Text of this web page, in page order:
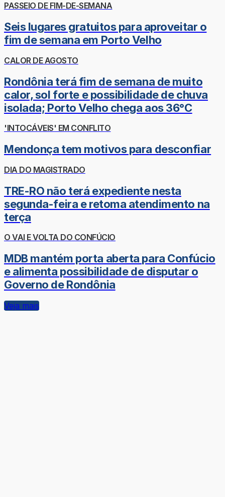
PASSEIO DE FIM-DE-SEMANA
Seis lugares gratuitos para aproveitar o
fim de semana em Porto Velho
CALOR DE AGOSTO
Rondônia terá fim de semana de muito
calor, sol forte e possibilidade de chuva
isolada; Porto Velho chega aos 36°C
'INTOCÁVEIS' EM CONFLITO
Mendonça tem motivos para desconfiar
DIA DO MAGISTRADO
TRE-RO não terá expediente nesta
segunda-feira e retoma atendimento na
terça
O VAI E VOLTA DO CONFÚCIO
MDB mantém porta aberta para Confúcio
e alimenta possibilidade de disputar o
Governo de Rondônia
Veja mais